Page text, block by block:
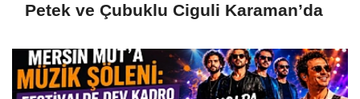
Petek ve Çubuklu Ciguli Karaman’da